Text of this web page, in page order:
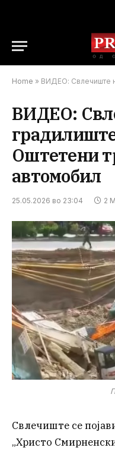
Home » ВИДЕО: Свлечиште на
ВИДЕО:
Оштетени
автомобил
25.05.2026 во 23:04 2
Свлечиште се
„Христо